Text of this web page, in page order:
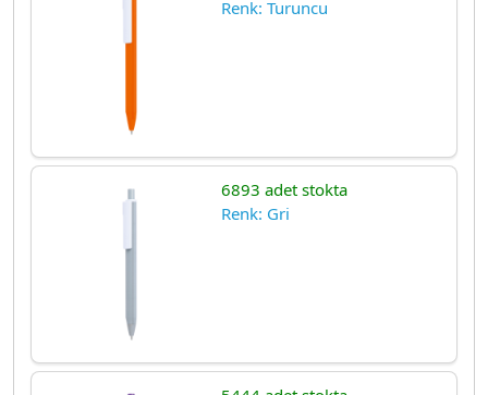
Renk: Turuncu
6893 adet stokta
Renk: Gri